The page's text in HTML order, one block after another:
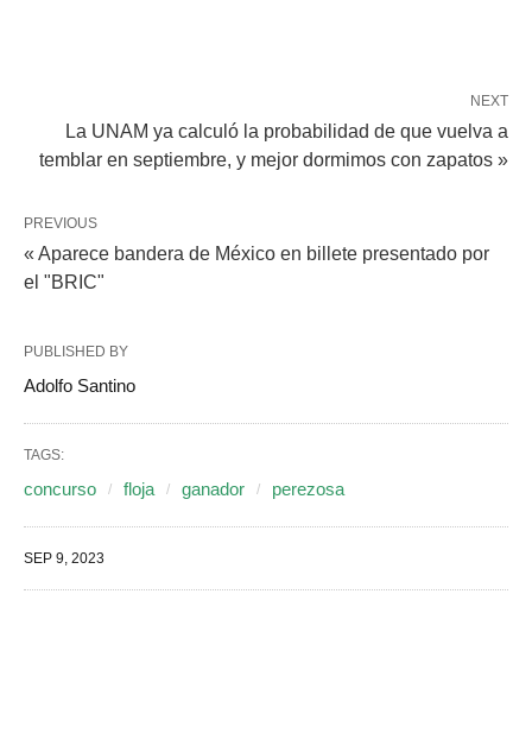
NEXT
La UNAM ya calculó la probabilidad de que vuelva a
temblar en septiembre, y mejor dormimos con zapatos »
PREVIOUS
« Aparece bandera de México en billete presentado por
el "BRIC"
PUBLISHED BY
Adolfo Santino
TAGS:
concurso floja ganador perezosa
SEP 9, 2023